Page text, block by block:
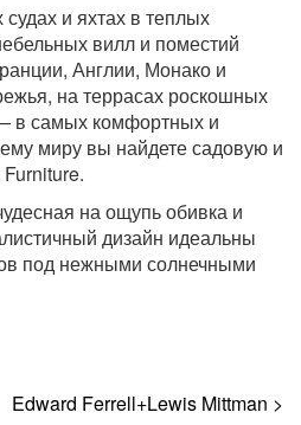
и яхтах в теплых
вилл и поместий
Англии, Монако и
на террасах роскошных
в самых комфортных и
миру вы найдете садовую и
на ощупь обивка и
дизайн идеальны
под нежными солнечными
Edward Ferrell+Lewis Mittman >